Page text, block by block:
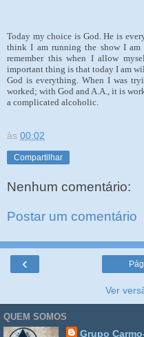
Today my choice is God. He is
think I am running the show I
remember this when I allow
important thing is that today I am
God is everything. When I was
worked; with God and A.A., it is
a complicated alcoholic.
às 00:02
Compartilhar
Nenhum comentário:
Postar um comentário
‹
Ver
QUEM SOMOS
Grupo